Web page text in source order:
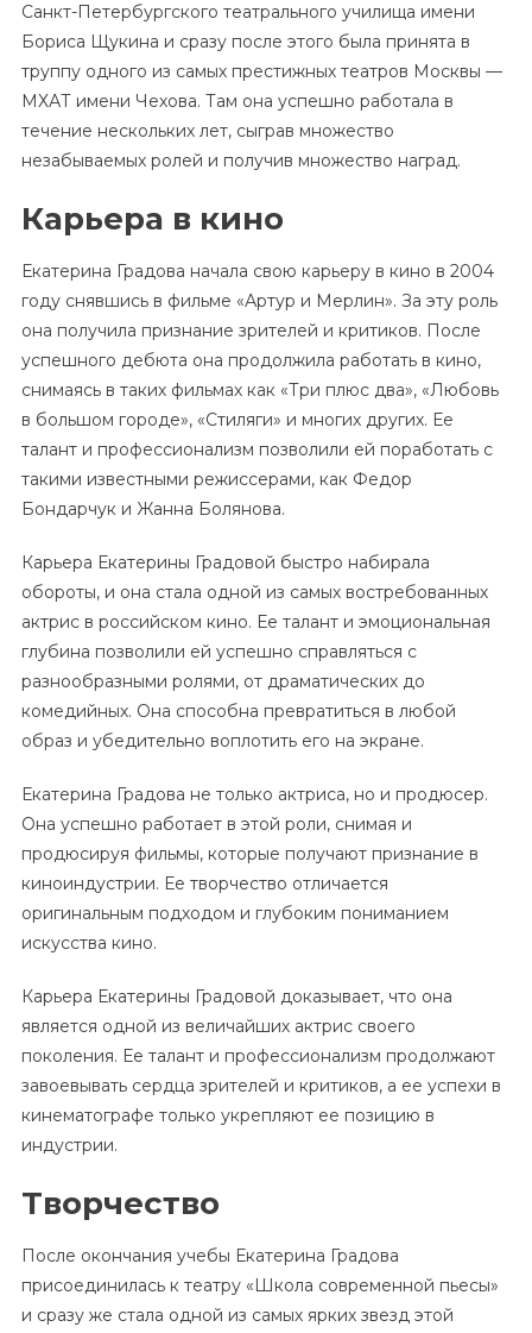
Санкт-Петербургского театрального училища имени
Бориса Щукина и сразу после этого была принята в
труппу одного из самых престижных театров Москвы —
МХАТ имени Чехова. Там она успешно работала в
течение нескольких лет, сыграв множество
незабываемых ролей и получив множество наград.
Карьера в кино
Екатерина Градова начала свою карьеру в кино в 2004
году снявшись в фильме «Артур и Мерлин». За эту роль
она получила признание зрителей и критиков. После
успешного дебюта она продолжила работать в кино,
снимаясь в таких фильмах как «Три плюс два», «Любовь
в большом городе», «Стиляги» и многих других. Ее
талант и профессионализм позволили ей поработать с
такими известными режиссерами, как Федор
Бондарчук и Жанна Болянова.
Карьера Екатерины Градовой быстро набирала
обороты, и она стала одной из самых востребованных
актрис в российском кино. Ее талант и эмоциональная
глубина позволили ей успешно справляться с
разнообразными ролями, от драматических до
комедийных. Она способна превратиться в любой
образ и убедительно воплотить его на экране.
Екатерина Градова не только актриса, но и продюсер.
Она успешно работает в этой роли, снимая и
продюсируя фильмы, которые получают признание в
киноиндустрии. Ее творчество отличается
оригинальным подходом и глубоким пониманием
искусства кино.
Карьера Екатерины Градовой доказывает, что она
является одной из величайших актрис своего
поколения. Ее талант и профессионализм продолжают
завоевывать сердца зрителей и критиков, а ее успехи в
кинематографе только укрепляют ее позицию в
индустрии.
Творчество
После окончания учебы Екатерина Градова
присоединилась к театру «Школа современной пьесы»
и сразу же стала одной из самых ярких звезд этой